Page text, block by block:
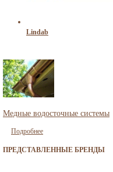
Lindab
Медные водосточные системы
Подробнее
ПРЕДСТАВЛЕННЫЕ БРЕНДЫ